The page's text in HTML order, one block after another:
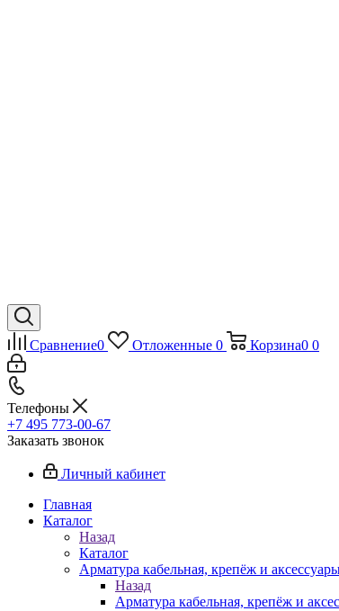
Сравнение0 Отложенные 0 Корзина0 0
Телефоны
+7 495 773-00-67
Заказать звонок
Личный кабинет
Главная
Каталог
Назад
Каталог
Арматура кабельная, крепёж и
Назад
Арматура кабельная, крепёж и